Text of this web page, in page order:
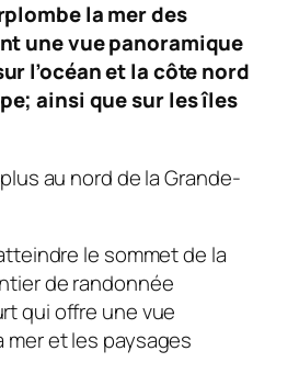
la mer des
une vue panoramique
l’océan et la côte nord
ainsi que sur les îles
au nord de la Grande-
le sommet de la
de randonnée
qui offre une vue
mer et les paysages